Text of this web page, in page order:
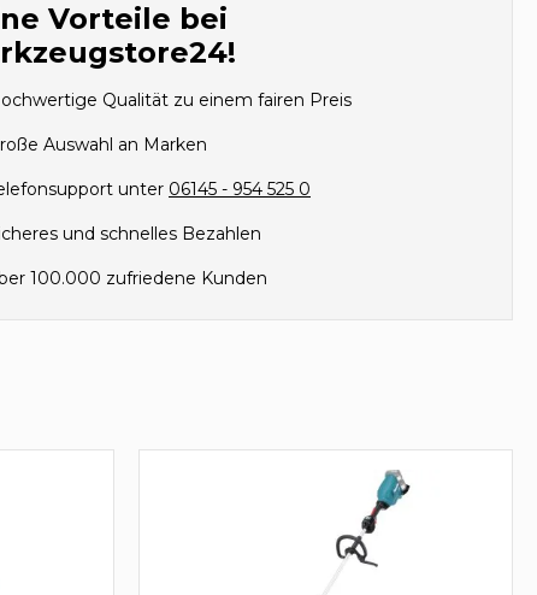
Vorteile bei
Qualität zu einem fairen Preis
Auswahl an Marken
unter 06145 - 954 525 0
und schnelles Bezahlen
100.000 zufriedene Kunden